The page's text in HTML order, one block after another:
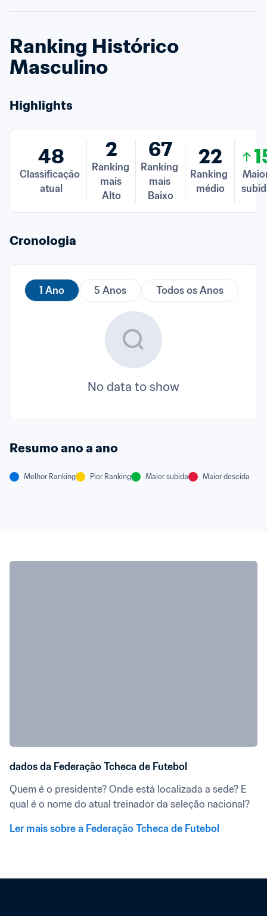
Ranking Histórico
Masculino
Highlights
48
Classificação
atual
2
Ranking
mais
Alto
67
Ranking
mais
Baixo
22
Ranking
médio
Cronologia
1 Ano 5 Anos Todos os Anos
No data to show
Resumo ano a ano
Melhor Ranking Pior Ranking Maior subida Maior descida
dados da Federação Tcheca de Futebol
Quem é o presidente? Onde está localizada a sede? E
qual é o nome do atual treinador da seleção nacional?
Ler mais sobre a Federação Tcheca de Futebol